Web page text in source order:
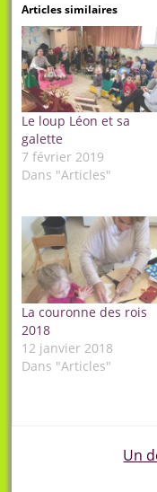
Articles similaires
Le loup Léon et sa
galette
7 février 2019
Dans "Articles"
La couronne des rois
2018
12 janvier 2018
Dans "Articles"
Un